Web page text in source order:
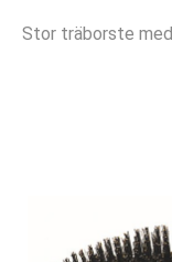
Stor träborste